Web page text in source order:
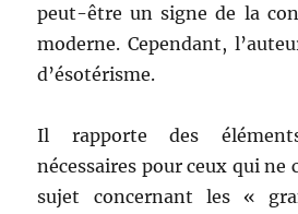
peut-être un signe de la
moderne. Cependant,
d’ésotérisme.
Il rapporte des
nécessaires pour ceux qui ne
sujet concernant les «